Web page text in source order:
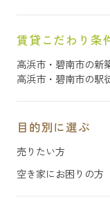
賃貸こだわり条
高浜市・碧南市の新
高浜市・碧南市の駅
目的別に選ぶ
売りたい方
空き家にお困りの方